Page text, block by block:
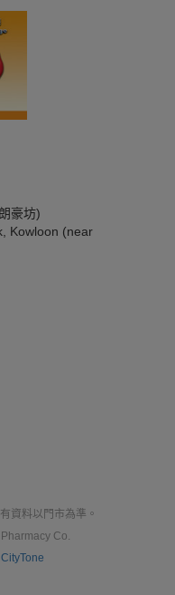
豪坊)
Kowloon (near
資料以門市為準。
Co.